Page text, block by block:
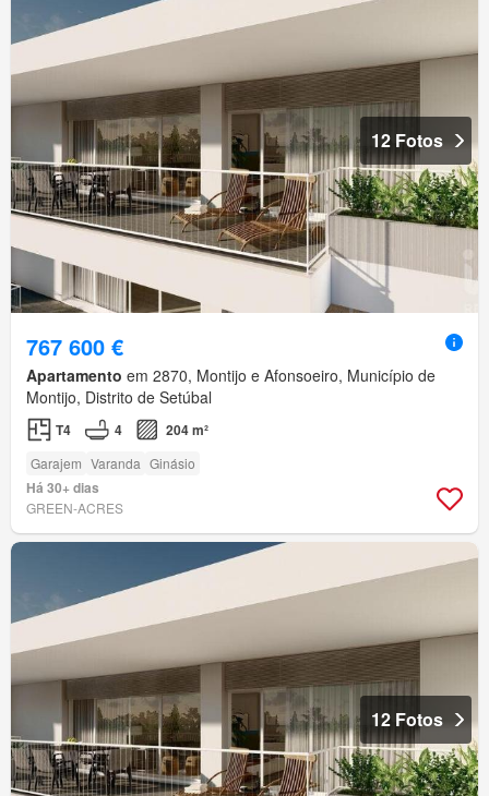
12 Fotos
767 600 €
Apartamento em 2870, Montijo e Afonsoeiro, Município de
Montijo, Distrito de Setúbal
T4 4 204 m²
Garajem Varanda Ginásio
Há 30+ dias
GREEN-ACRES
12 Fotos